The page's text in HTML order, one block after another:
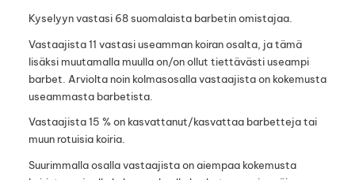
Kyselyyn vastasi 68 suomalaista barbetin omistajaa.
Vastaajista 11 vastasi useamman koiran osalta, ja tämä
lisäksi muutamalla muulla on/on ollut tiettävästi useampi
barbet. Arviolta noin kolmasosalla vastaajista on kokemusta
useammasta barbetista.
Vastaajista 15 % on kasvattanut/kasvattaa barbetteja tai
muun rotuisia koiria.
Suurimmalla osalla vastaajista on aiempaa kokemusta